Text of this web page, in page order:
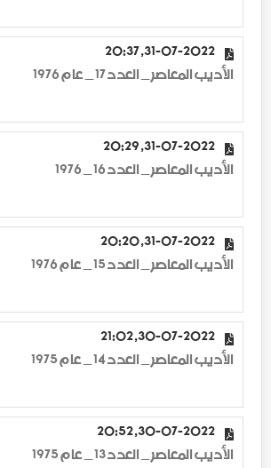
31-07-2022, 20:37
الأديب المعاصر _ العدد 17 _ عام 1976
31-07-2022, 20:29
الأديب المعاصر _ العدد 16 _ 1976
31-07-2022, 20:20
الأديب المعاصر _ العدد 15 _ عام 1976
30-07-2022, 21:02
الأديب المعاصر _ العدد 14 _ عام 1975
30-07-2022, 20:52
الأديب المعاصر _ العدد 13 _ عام 1975